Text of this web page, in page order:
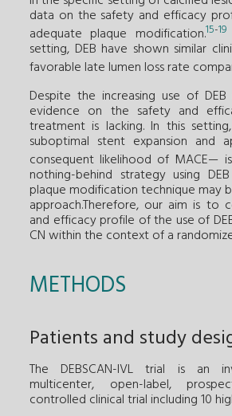
data on the safety and efficacy
adequate plaque modification.15-19
setting, DEB have shown similar
favorable late lumen loss rate
Despite the increasing use of
evidence on the safety and
treatment is lacking. In this
suboptimal stent expansion and
consequent likelihood of MACE—
nothing-behind strategy using
plaque modification technique may
approach.Therefore, our aim is to
and efficacy profile of the use of
CN within the context of a
METHODS
Patients and study
The DEBSCAN-IVL trial is an
multicenter, open-label,
controlled clinical trial including 10